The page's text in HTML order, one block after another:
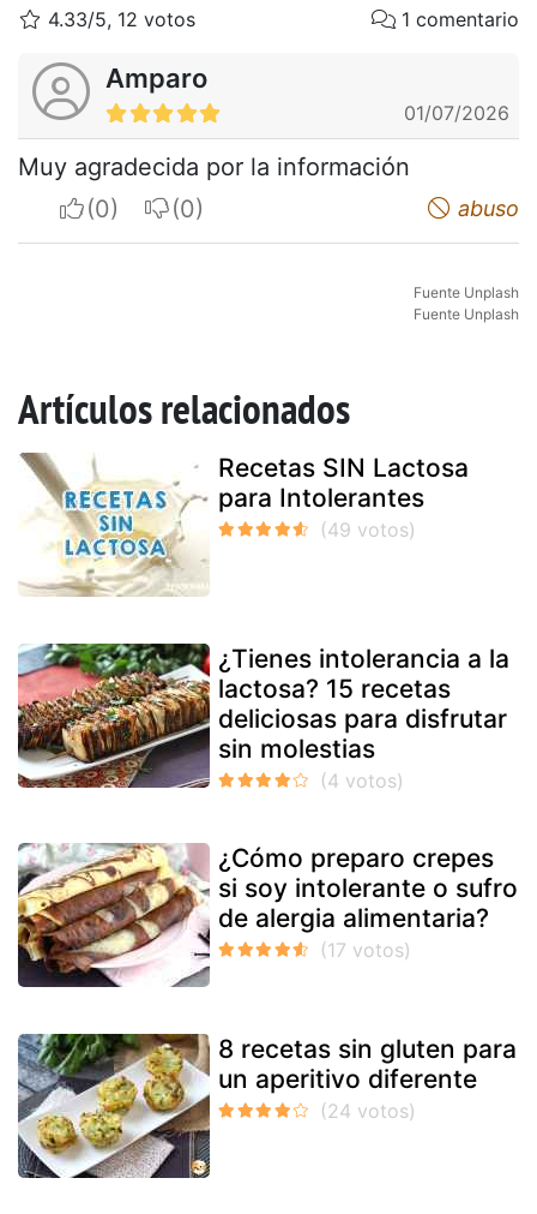
4.33/5, 12 votos 1 comentario
Amparo
01/07/2026
Muy agradecida por la información
I apreciateI do not appreciate abuso
Fuente Unplash
Fuente Unplash
Artículos relacionados
Recetas SIN Lactosa
para Intolerantes
¿Tienes intolerancia a la
lactosa? 15 recetas
deliciosas para disfrutar
sin molestias
¿Cómo preparo crepes
si soy intolerante o sufro
de alergia alimentaria?
8 recetas sin gluten para
un aperitivo diferente